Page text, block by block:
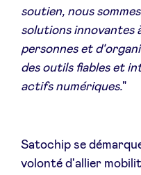
soutien, nous
solutions innovantes
personnes et
des outils fiables et
actifs numériques."
Satochip se
volonté d'allier